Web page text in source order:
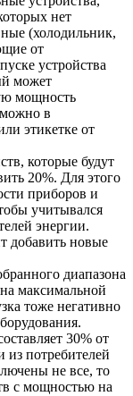
нет
(холодильник,
от
устройства
может
мощность
можно в
этикетке от
которые будут
20%. Для этого
приборов и
учитывался
энергии.
добавить новые
диапазона
максимальной
тоже негативно
30% от
потребителей
не все, то
с мощностью на